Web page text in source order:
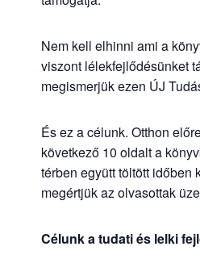
Nem kell elhinni ami a
viszont lélekfejlődésünket
megismerjük ezen ÚJ
És ez a célunk. Otthon
következő 10 oldalt a
térben együtt töltött időben
megértjük az olvasottak
Célunk a tudati és lelki